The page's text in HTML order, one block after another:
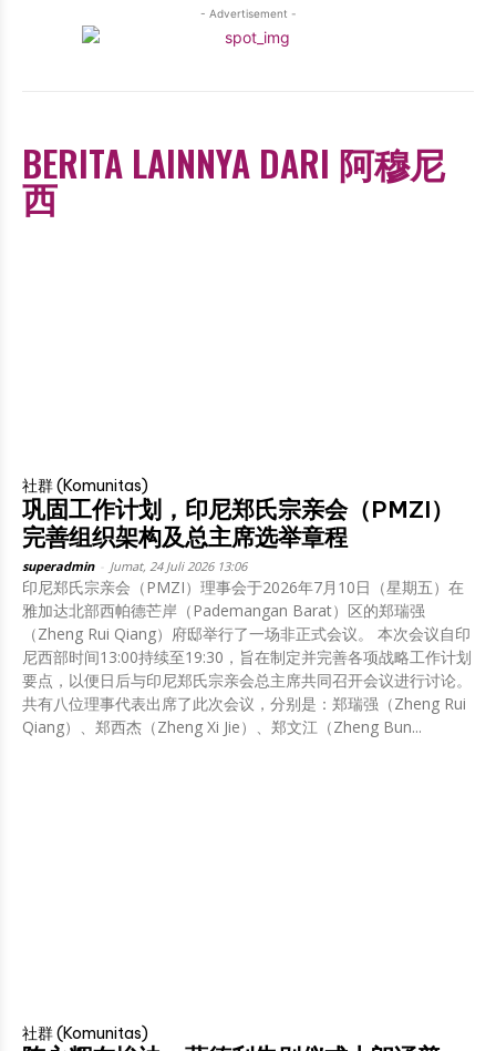
- Advertisement -
BERITA LAINNYA DARI 阿穆尼
西
社群 (Komunitas)
巩固工作计划，印尼郑氏宗亲会（PMZI）
完善组织架构及总主席选举章程
superadmin Jumat, 24 Juli 2026 13:06
印尼郑氏宗亲会（PMZI）理事会于2026年7月10日（星期五）在
雅加达北部西帕德芒岸（Pademangan Barat）区的郑瑞强
（Zheng Rui Qiang）府邸举行了一场非正式会议。 本次会议自印
尼西部时间13:00持续至19:30，旨在制定并完善各项战略工作计划
要点，以便日后与印尼郑氏宗亲会总主席共同召开会议进行讨论。
共有八位理事代表出席了此次会议，分别是：郑瑞强（Zheng Rui
Qiang）、郑西杰（Zheng Xi Jie）、郑文江（Zheng Bun...
社群 (Komunitas)